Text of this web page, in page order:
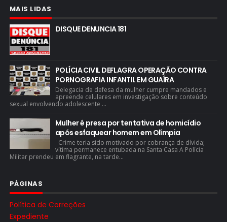
MAIS LIDAS
DISQUE DENUNCIA 181
POLÍCIA CIVIL DEFLAGRA OPERAÇÃO CONTRA
PORNOGRAFIA INFANTIL EM GUAÍRA
Delegacia de defesa da mulher cumpre mandados e
apreende celulares em investigação sobre conteúdo
sexual envolvendo adolescente ...
Mulher é presa por tentativa de homicídio
após esfaquear homem em Olímpia
Crime teria sido motivado por cobrança de dívida;
vítima permanece entubada na Santa Casa A Polícia
Militar prendeu em flagrante, na tarde...
PÁGINAS
Política de Correções
Expediente